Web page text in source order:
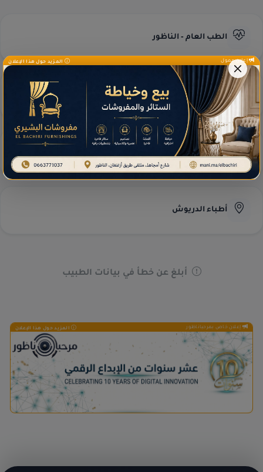
الطب العام - الناظور
طب العيون - الناظور
مختبرات التحاليل
أطباء الدريوش
أبلغ عن خطأ في بيانات الطبيب
إعلان خاص بمرحباناظور المزيد حول هذا الإعلان
إعلان ممول المزيد حول هذا الإعلان